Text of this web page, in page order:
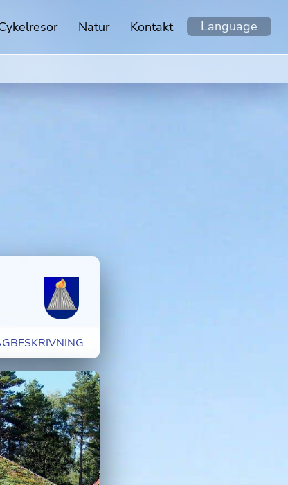
Natur Kontakt Language